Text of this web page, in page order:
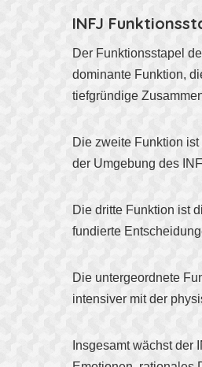
INFJ
Der Funktionsstapel
dominante Funktion,
tiefgründige
Die zweite Funktion
der Umgebung des
Die dritte Funktion ist
fundierte
Die untergeordnete
intensiver mit der
Insgesamt wächst